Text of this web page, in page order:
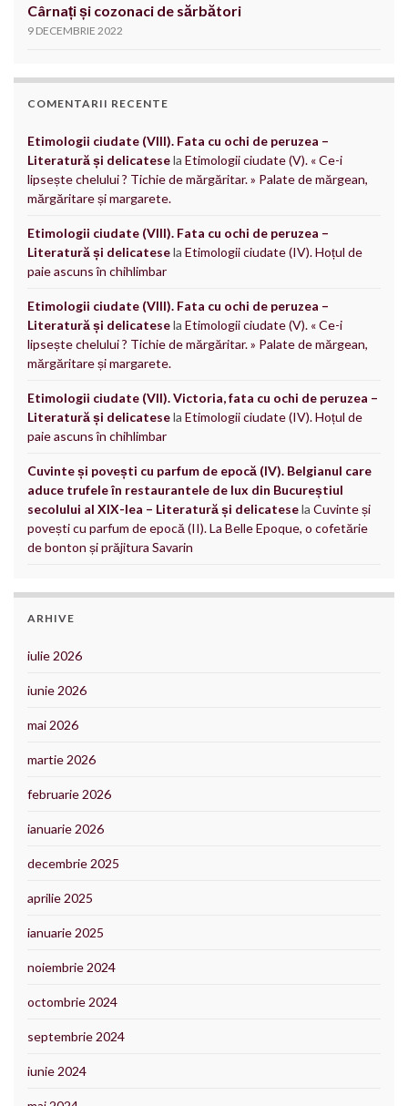
Cârnați și cozonaci de sărbători
9 DECEMBRIE 2022
COMENTARII RECENTE
Etimologii ciudate (VIII). Fata cu ochi de peruzea –
Literatură și delicatesela Etimologii ciudate (V). « Ce-i
lipsește chelului ? Tichie de mărgăritar. » Palate de mărgean,
mărgăritare și margarete.
Etimologii ciudate (VIII). Fata cu ochi de peruzea –
Literatură și delicatesela Etimologii ciudate (IV). Hoțul de
paie ascuns în chihlimbar
Etimologii ciudate (VIII). Fata cu ochi de peruzea –
Literatură și delicatesela Etimologii ciudate (V). « Ce-i
lipsește chelului ? Tichie de mărgăritar. » Palate de mărgean,
mărgăritare și margarete.
Etimologii ciudate (VII). Victoria, fata cu ochi de peruzea –
Literatură și delicatesela Etimologii ciudate (IV). Hoțul de
paie ascuns în chihlimbar
Cuvinte și povești cu parfum de epocă (IV). Belgianul care
aduce trufele în restaurantele de lux din Bucureștiul
secolului al XIX-lea – Literatură și delicatesela Cuvinte și
povești cu parfum de epocă (II). La Belle Epoque, o cofetărie
de bonton și prăjitura Savarin
ARHIVE
iulie 2026
iunie 2026
mai 2026
martie 2026
februarie 2026
ianuarie 2026
decembrie 2025
aprilie 2025
ianuarie 2025
noiembrie 2024
octombrie 2024
septembrie 2024
iunie 2024